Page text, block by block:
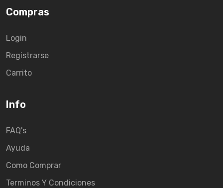
Compras
Login
Registrarse
Carrito
Info
FAQ's
Ayuda
Como Comprar
Terminos Y Condiciones